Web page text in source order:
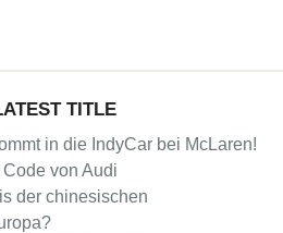
TITLE
in die IndyCar bei McLaren!
von Audi
der chinesischen